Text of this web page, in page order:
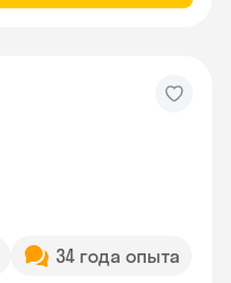
34 года опыта